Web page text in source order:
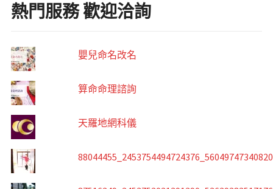
熱門服務 歡迎洽詢
嬰兒命名改名
算命命理諮詢
天羅地網科儀